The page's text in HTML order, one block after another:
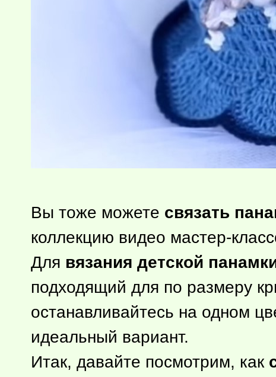
Вы тоже можете связать
коллекцию видео мастер-
Для вязания детской
подходящий для по размеру
останавливайтесь на одном
идеальный вариант.
Итак, давайте посмотрим, как